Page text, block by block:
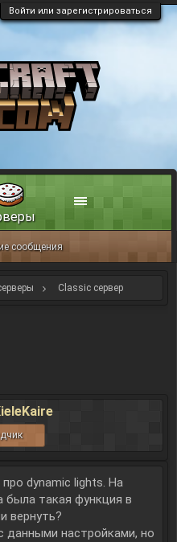
Войти или зарегистрироваться
Classic сервер
dynamic lights. На
была такая функция в
вернуть?
настройками, но
сообщения